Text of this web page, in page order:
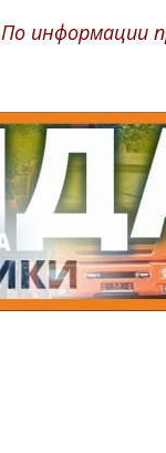
По информации